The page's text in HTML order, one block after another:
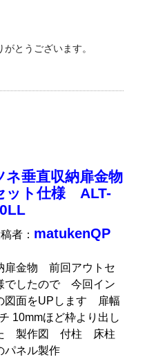
とうございます。
ネ垂直収納扉金物
ット仕様 ALT-
者： matukenQP
扉金物 前回アウトセ
でしたので 今回イン
図面をUPします 扉幅
10mmほど枠より出し
た 製作図 付柱 床柱
パネル製作